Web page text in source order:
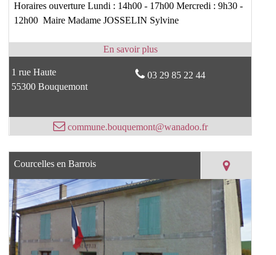
Horaires ouverture Lundi : 14h00 - 17h00 Mercredi : 9h30 -
12h00 Maire Madame JOSSELIN Sylvine
1 rue Haute
55300 Bouquemont
03 29 85 22 44
commune.bouquemont@wanadoo.fr
Courcelles en Barrois